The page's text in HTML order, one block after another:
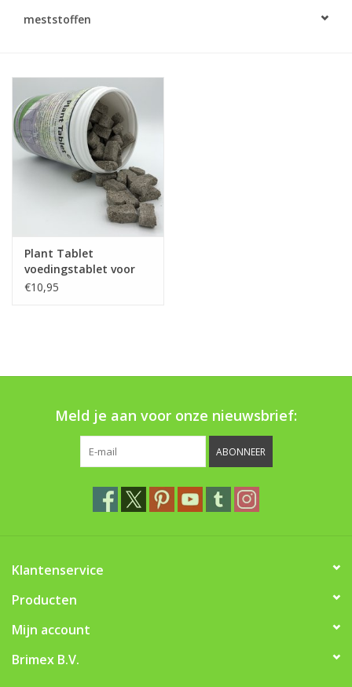
Brimex kaarten
Vallen
Drukspuiten
Onkruid & Reiniging
Zaden
meststoffen
Plant Tablet
voedingstablet voor
planten
€10,95
Meld je aan voor onze nieuwsbrief:
ABONNEER
Klantenservice
Producten
Mijn account
Brimex B.V.